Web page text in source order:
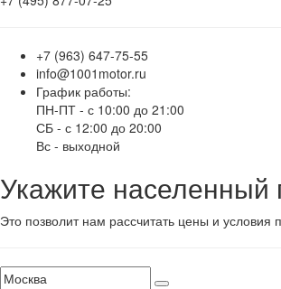
+7 (963) 647-75-55
info@1001motor.ru
График работы:
ПН-ПТ - с 10:00 до 21:00
СБ - с 12:00 до 20:00
Вс - выходной
Укажите населенный
Это позволит нам рассчитать цены и условия